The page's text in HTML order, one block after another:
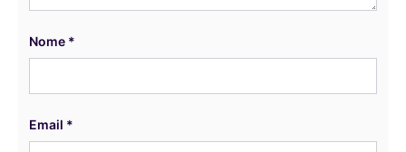
Nome *
Email *